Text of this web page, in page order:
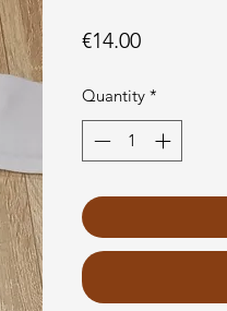
€14.00Price
Quantity *